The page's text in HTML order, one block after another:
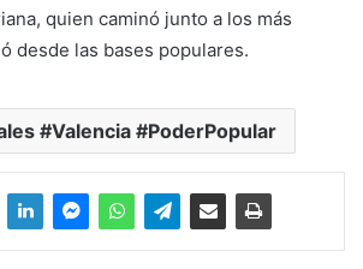
quien caminó junto a los más
desde las bases populares.
#Valencia #PoderPopular